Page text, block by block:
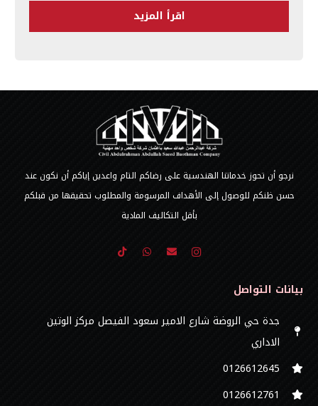
اقرأ المزيد
نرجو أن تحوز خدماتنا الهندسية على رضاكم التام واعدين إياكم أن نكون عند
حسن ظنكم للوصول إلى الأهداف المرسومة والمطلوب تحقيقها من قبلكم
بأقل التكاليف المادية
بيانات التواصل
جدة حي الروضة شارع الامير سعود الفيصل مركز الوتين
الاداري
0126612645‬
‭0126612761